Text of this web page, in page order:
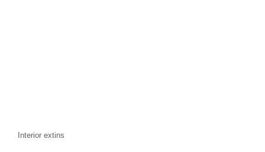
Interior extins